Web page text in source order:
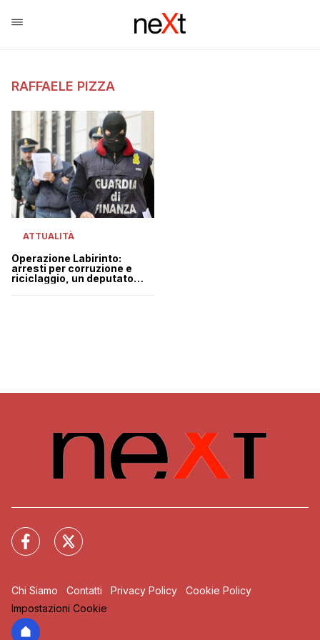
RAFFAELE PIZZA
ATTUALITÀ
Operazione Labirinto:
arresti per corruzione e
riciclaggio, un deputato
Chi Siamo Contatti Privacy Policy
Cookie Policy
Impostazioni Cookie